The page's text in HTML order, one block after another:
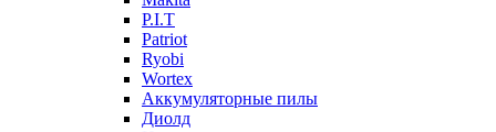
P.I.T
Patriot
Ryobi
Wortex
Аккумуляторные пилы
Диолд